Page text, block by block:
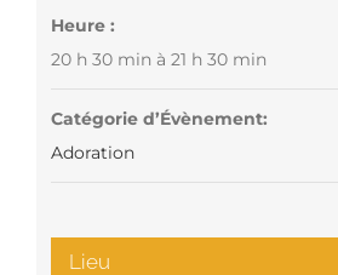
Heure :
20 h 30 min à 21 h 30 min
Catégorie d’Évènement:
Adoration
Lieu